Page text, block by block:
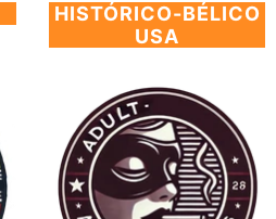
HISTÓRICO-BÉLICO
USA